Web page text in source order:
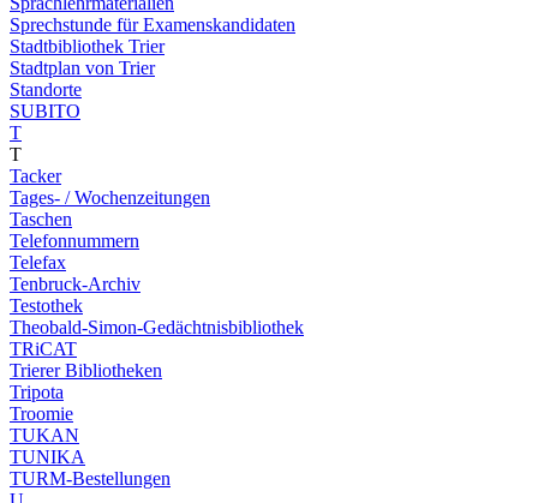
Sprechstunde für Examenskandidaten
Stadtbibliothek Trier
Stadtplan von Trier
Standorte
SUBITO
T
T
Tacker
Tages- / Wochenzeitungen
Taschen
Telefonnummern
Telefax
Tenbruck-Archiv
Testothek
Theobald-Simon-Gedächtnisbibliothek
TRiCAT
Trierer Bibliotheken
Tripota
Troomie
TUKAN
TUNIKA
TURM-Bestellungen